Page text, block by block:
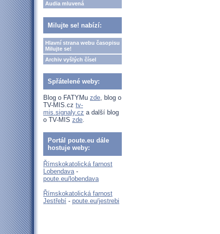
Audia mluvená
Milujte se! nabízí:
Hlavní strana webu časopisu
Milujte se!
Archiv vyšlých čísel
Spřátelené weby:
Blog o FATYMu zde, blog o
TV-MIS.cz tv-
mis.signaly.cz a další blog
o TV-MIS zde.
Portál poute.eu dále
hostuje weby:
Římskokatolická farnost
Lobendava-
poute.eu/lobendava
Římskokatolická farnost
Jestřebí - poute.eu/jestrebi